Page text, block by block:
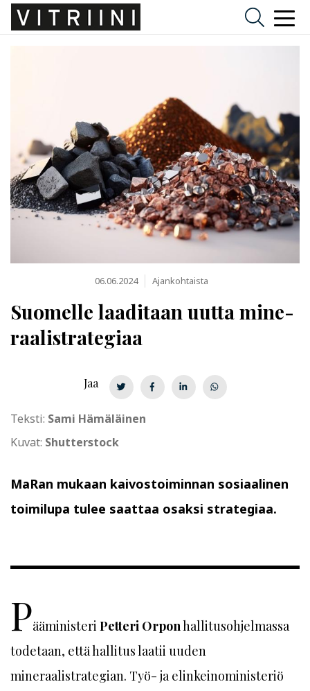
06.06.2024 Ajankohtaista
Suomelle laaditaan uuttami­ne­
raa­li­stra­te­gi­aa
Teksti: Sami Hämäläinen
Kuvat: Shutterstock
MaRan mukaan kaivostoiminnan sosiaalinen
toimilupa tulee saattaa osaksi strategiaa.
Jaa
Pääministeri Petteri Orponhallitusohjelmassa
todetaan, että hallitus laatii uuden
mineraalistrategian. Työ- ja elinkeinoministeriö